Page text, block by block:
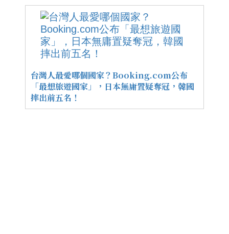
台灣人最愛哪個國家？Booking.com公布
「最想旅遊國家」，日本無庸置疑奪冠，韓國
摔出前五名！